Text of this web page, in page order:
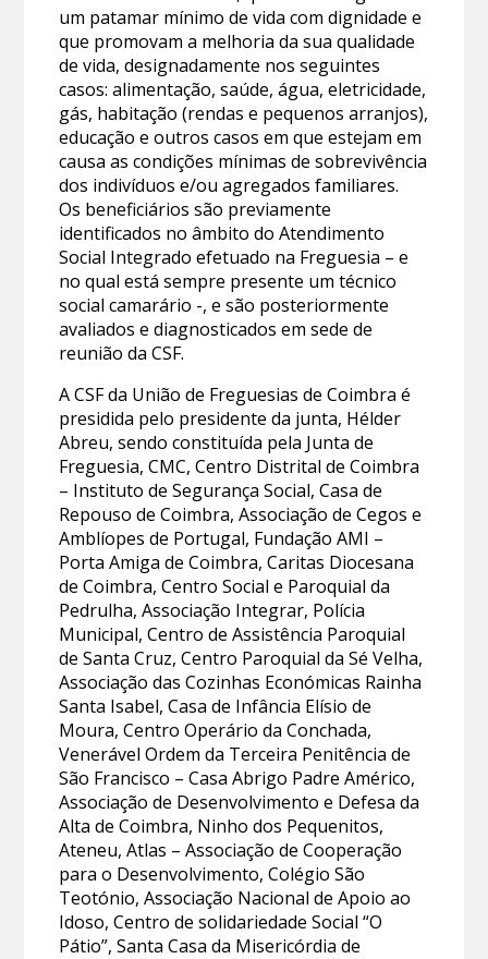
um patamar mínimo de vida com dignidade e
que promovam a melhoria da sua qualidade
de vida, designadamente nos seguintes
casos: alimentação, saúde, água, eletricidade,
gás, habitação (rendas e pequenos arranjos),
educação e outros casos em que estejam em
causa as condições mínimas de sobrevivência
dos indivíduos e/ou agregados familiares.
Os beneficiários são previamente
identificados no âmbito do Atendimento
Social Integrado efetuado na Freguesia – e
no qual está sempre presente um técnico
social camarário -, e são posteriormente
avaliados e diagnosticados em sede de
reunião da CSF.
A CSF da União de Freguesias de Coimbra é
presidida pelo presidente da junta, Hélder
Abreu, sendo constituída pela Junta de
Freguesia, CMC, Centro Distrital de Coimbra
– Instituto de Segurança Social, Casa de
Repouso de Coimbra, Associação de Cegos e
Amblíopes de Portugal, Fundação AMI –
Porta Amiga de Coimbra, Caritas Diocesana
de Coimbra, Centro Social e Paroquial da
Pedrulha, Associação Integrar, Polícia
Municipal, Centro de Assistência Paroquial
de Santa Cruz, Centro Paroquial da Sé Velha,
Associação das Cozinhas Económicas Rainha
Santa Isabel, Casa de Infância Elísio de
Moura, Centro Operário da Conchada,
Venerável Ordem da Terceira Penitência de
São Francisco – Casa Abrigo Padre Américo,
Associação de Desenvolvimento e Defesa da
Alta de Coimbra, Ninho dos Pequenitos,
Ateneu, Atlas – Associação de Cooperação
para o Desenvolvimento, Colégio São
Teotónio, Associação Nacional de Apoio ao
Idoso, Centro de solidariedade Social “O
Pátio”, Santa Casa da Misericórdia de